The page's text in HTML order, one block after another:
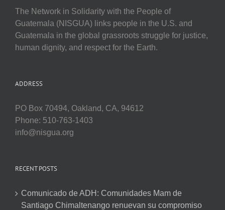
The Network in Solidarity with the People of
Guatemala (NISGUA) links people in the U.S. and
Guatemala in the global grassroots struggle for justice,
human dignity, and respect for the Earth.
ADDRESS
PO Box 70494, Oakland, CA, 94612
Phone: 510-763-1403
info@nisgua.org
RECENT POSTS
Comunicado de ADH: Comunidades Mam de
Santiago Chimaltenango renuevan su compromiso